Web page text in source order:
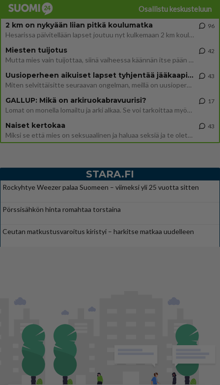
Osallistu keskusteluun
2 km on nykyään liian pitkä koulumatka
Hesarissa päivitellään lapset joutuu nyt kulkemaan 2 km kouluun jösses. Ruostefillarilla tuo matka menee vaikka miten äk
96
Miesten tuijotus
Mutta mies vain tuijottaa, siinä vaiheessa käännän itse pään pois. Mikä juttu? Yleensä jos joku tuijottaa tai katsoo, hä
42
Uusioperheen aikuiset lapset tyhjentää jääkaapin käydessään
Miten selvittäisitte seuraavan ongelman, meillä on uusioperhe, minulla teini-ikäiset lapset ja puolisolla aikuiset, jotk
43
GALLUP: Mikä on arkiruokabravuurisi?
Lomat on monella lomailtu ja arki alkaa. Se voi tarkoittaa myös sitä, että grillailut on grillattu ja palataan arjen ruo
17
Naiset kertokaa
Miksi se että mies on seksuaalinen ja haluaa seksiä ja te olette hänen mielestänne haluttava on vastenmielistä? Mikä sii
43
STARA.FI
Rockyhtye Weezer palaa Suomeen – viimeksi yli 25 vuotta sitten
Pörssisähkön hinta romahtaa torstaina
Ceutan matkustusvaroitus kiristyi – harkitse matkaa uudelleen